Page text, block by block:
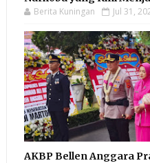
Berita Kuningan Jul 31,
AKBP Bellen Anggara